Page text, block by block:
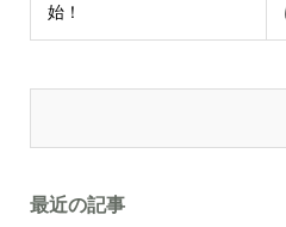
始！
最近の記事